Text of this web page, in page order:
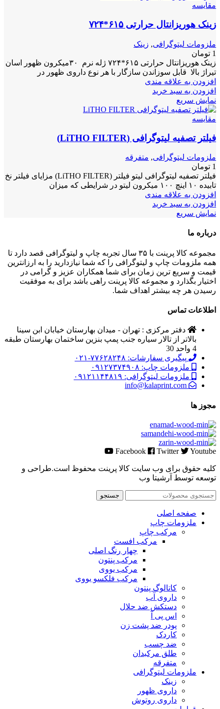
مقايسه
زینک هوریزانتال حرارتی ۶۱۵*۷۲۴
ملزومات لیتوگرافی, زینک
1 تومان
زینک هوریزانتال حرارتی ۶۱۵*۷۲۴ ژله نرم ۳۰میکرون ظهور اسان
تیراژ بالا قابل سوزاندن سازگار با هر نوع داروی ظهور در
افزودن به علاقه مندی
افزودن به سبد خرید
نمایش سریع
مقايسه
فیلتر تصفیه لیتوگرافی (LiTHO FILTER)
ملزومات لیتوگرافی, متفرقه
1 تومان
فیلتر تصفیه لیتوگرافی لیتو فیلتر (LiTHO FILTER) مزایای فیلتر نخ
تابیده ۱۰ اینچ ۱۰۰ میکرون لیتو در شرایطی که میزان
افزودن به علاقه مندی
افزودن به سبد خرید
نمایش سریع
درباره ما
مجموعه کالا پرینت با ۳۵ سال تجربه چاپ و لیتوگرافی قصد دارد تا
همه ملزومات چاپ و لیتوگرافی را که شما نیازدارید را به ارزانترین
قیمت و سریع ترین زمان برای شما همکاران عزیز و گرامی در
اختیار بگذارد و مجموعه کالا پرینت راهی باشد برای به موفقیت
رسیدن هر چه بیشتر اهداف شما.
اطلاعات تماس
دفتر مرکزی : تهران - میدان بهارستان خیابان ابن سینا
بالاتر از تالار سیاره جنب پمپ بنزین ساختمان بهارستان طبقه
4 واحد 30
پیگیری سفارشات: ۷۷۶۲۸۲۴۸-۰۲۱
ملزومات چاپ: ۰۹۱۲۷۳۷۴۹۰۸
ملزومات لیتوگرافی: ۰۹۱۲۱۱۴۴۸۱۹
info@kalaprint.com
مجوز ها
Facebook Twitter Youtube
کلیه حقوق برای وب سایت کالا پرینت محفوظ است.طراحی و
توسعه توسط آرشیتا وب
جستجو
صفحه اصلی
ملزومات چاپ
مرکب چاپ
مرکب افست
چهار رنگ اصلی
مرکب پنتون
مرکب یووی
مرکب فلکسو یووی
کاتالوگ پنتون
داروی آب
دستکش ضد حلال
اس پی آ
پودر ضد پشت زن
کاردک
ضد چسب
طلق مرکبدان
متفرقه
ملزومات لیتوگرافی
زینک
داروی ظهور
داروی روتوش